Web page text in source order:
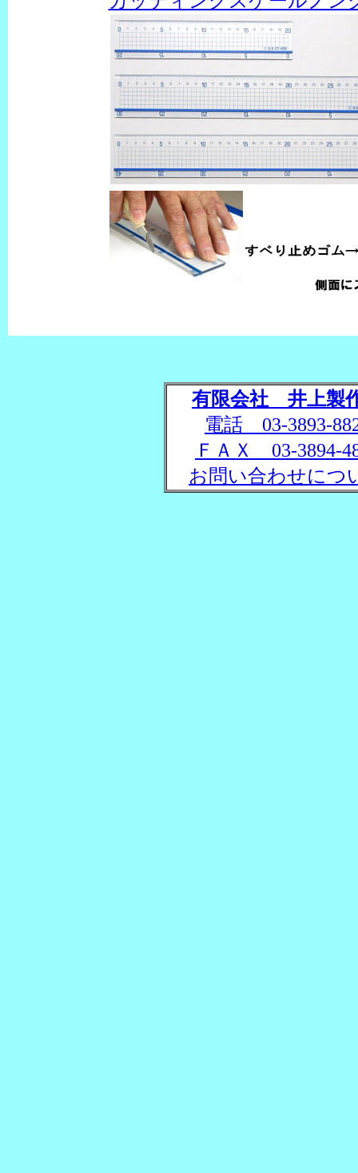
有限会社 井上製
電話 03-3893-
ＦＡＸ 03-3894-
お問い合わせにつ